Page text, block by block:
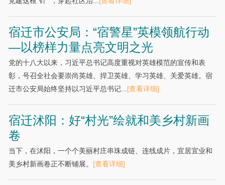
宿迁市公安局：“宿警星”英模领航行动
—以榜样力量点亮文明之光
党的十八大以来，习近平总书记高度重视对英雄模范的宣传和表
彰，号召全社会要崇尚英雄、捍卫英雄、学习英雄、关爱英雄。宿
迁市公安局始终坚持以习近平总书记... [查看详细]
宿迁沭阳：好“村光”绘就和美乡村新画
卷
当下，在沭阳，一个个美丽村庄串珠成链、连线成片，宜居宜业和
美乡村新画卷正不断铺展。 [查看详细]